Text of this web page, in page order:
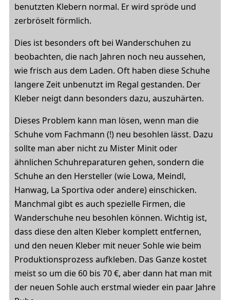
benutzten Klebern normal. Er wird spröde und
zerbröselt förmlich.
Dies ist besonders oft bei Wanderschuhen zu
beobachten, die nach Jahren noch neu aussehen,
wie frisch aus dem Laden. Oft haben diese Schuhe
langere Zeit unbenutzt im Regal gestanden. Der
Kleber neigt dann besonders dazu, auszuhärten.
Dieses Problem kann man lösen, wenn man die
Schuhe vom Fachmann (!) neu besohlen lässt. Dazu
sollte man aber nicht zu Mister Minit oder
ähnlichen Schuhreparaturen gehen, sondern die
Schuhe an den Hersteller (wie Lowa, Meindl,
Hanwag, La Sportiva oder andere) einschicken.
Manchmal gibt es auch spezielle Firmen, die
Wanderschuhe neu besohlen können. Wichtig ist,
dass diese den alten Kleber komplett entfernen,
und den neuen Kleber mit neuer Sohle wie beim
Produktionsprozess aufkleben. Das Ganze kostet
meist so um die 60 bis 70 €, aber dann hat man mit
der neuen Sohle auch erstmal wieder ein paar Jahre